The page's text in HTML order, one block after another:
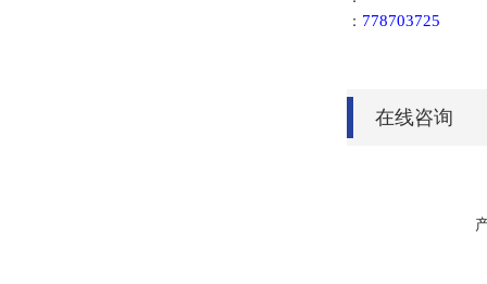
： 778703725
在线咨询